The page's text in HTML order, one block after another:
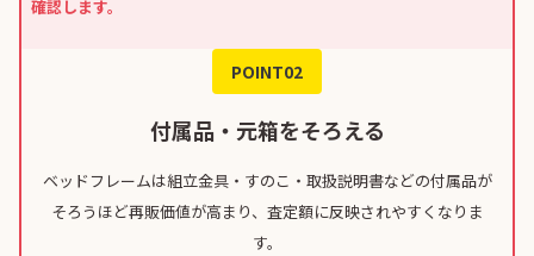
確認します。
POINT02
付属品・元箱をそろえる
ベッドフレームは組立金具・すのこ・取扱説明書などの付属品が
そろうほど再販価値が高まり、査定額に反映されやすくなりま
す。